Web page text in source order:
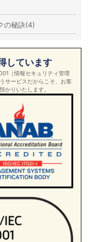
の秘訣(4)
しています
（情報セキュリティ管理
サービスだからこそ、お客
かりいたします。